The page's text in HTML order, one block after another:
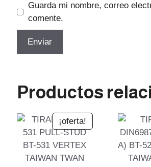
Guarda mi nombre, correo
comente.
Productos
¡oferta!